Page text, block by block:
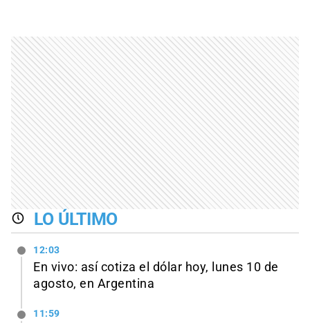
LO ÚLTIMO
12:03
En vivo: así cotiza el dólar hoy, lunes 10 de
agosto, en Argentina
11:59